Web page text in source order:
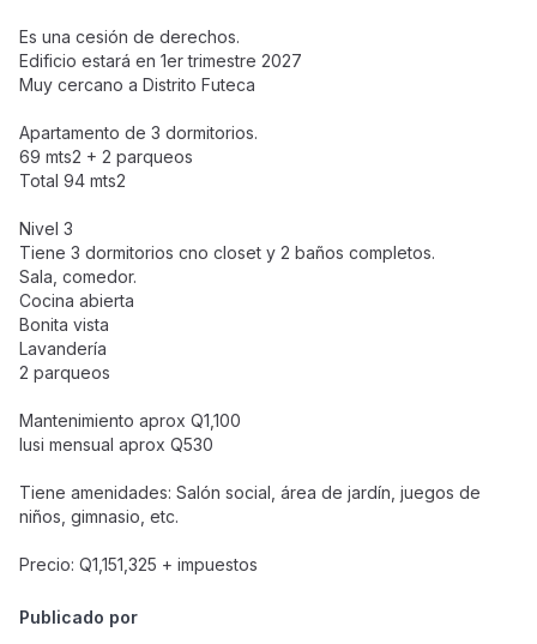
Es una cesión de derechos.
Edificio estará en 1er trimestre 2027
Muy cercano a Distrito Futeca
Apartamento de 3 dormitorios.
69 mts2 + 2 parqueos
Total 94 mts2
Nivel 3
Tiene 3 dormitorios cno closet y 2 baños completos.
Sala, comedor.
Cocina abierta
Bonita vista
Lavandería
2 parqueos
Mantenimiento aprox Q1,100
Iusi mensual aprox Q530
Tiene amenidades: Salón social, área de jardín, juegos de
niños, gimnasio, etc.
Precio: Q1,151,325 + impuestos
Publicado por